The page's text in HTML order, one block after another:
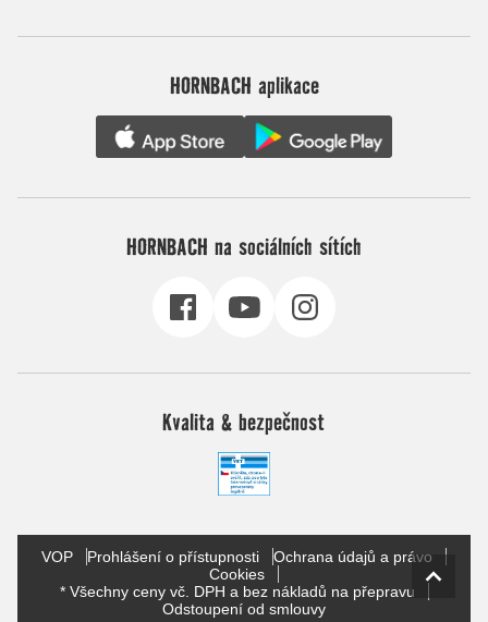
HORNBACH aplikace
HORNBACH na sociálních sítích
Kvalita & bezpečnost
VOP Prohlášení o přístupnosti
Ochrana údajů a právo
Cookies
* Všechny ceny vč. DPH a bez nákladů na přepravu
Odstoupení od smlouvy